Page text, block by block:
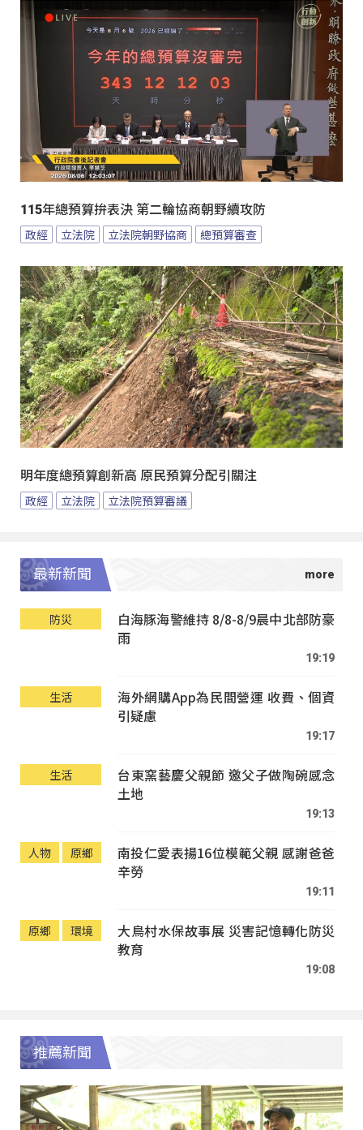
115年總預算拚表決 第二輪協商朝野續攻防
政經 立法院 立法院朝野協商 總預算審查
明年度總預算創新高 原民預算分配引關注
政經 立法院 立法院預算審議
最新新聞
防災
白海豚海警維持 8/8-8/9晨中北部防豪
雨
19:19
生活
海外網購App為民間營運 收費、個資
引疑慮
19:17
生活
台東窯藝慶父親節 邀父子做陶碗感念
土地
19:13
人物 原鄉
南投仁愛表揚16位模範父親 感謝爸爸
辛勞
19:11
原鄉 環境
大鳥村水保故事展 災害記憶轉化防災
教育
19:08
推薦新聞